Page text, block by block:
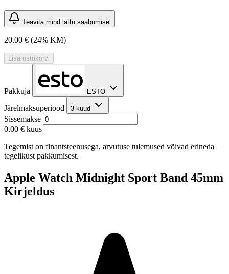
Teavita mind lattu saabumisel
20.00 € (24% KM)
Lisa ostukorvi
Pakkuja ESTO
Järelmaksuperiood 3 kuud
Sissemakse
0.00 € kuus
Tegemist on finantsteenusega, arvutuse tulemused võivad erineda
tegelikust pakkumisest.
Apple Watch Midnight Sport Band 45mm
Kirjeldus